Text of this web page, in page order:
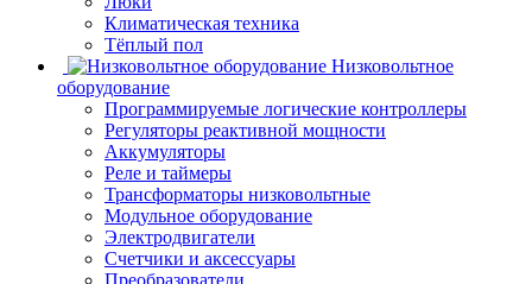
Климатическая техника
Тёплый пол
Низковольтное
оборудование
Программируемые логические контроллеры
Регуляторы реактивной мощности
Аккумуляторы
Реле и таймеры
Трансформаторы низковольтные
Модульное оборудование
Электродвигатели
Счетчики и аксессуары
Преобразователи